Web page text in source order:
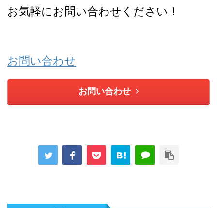
お気軽にお問い合わせください！
お問い合わせ
お問い合わせ